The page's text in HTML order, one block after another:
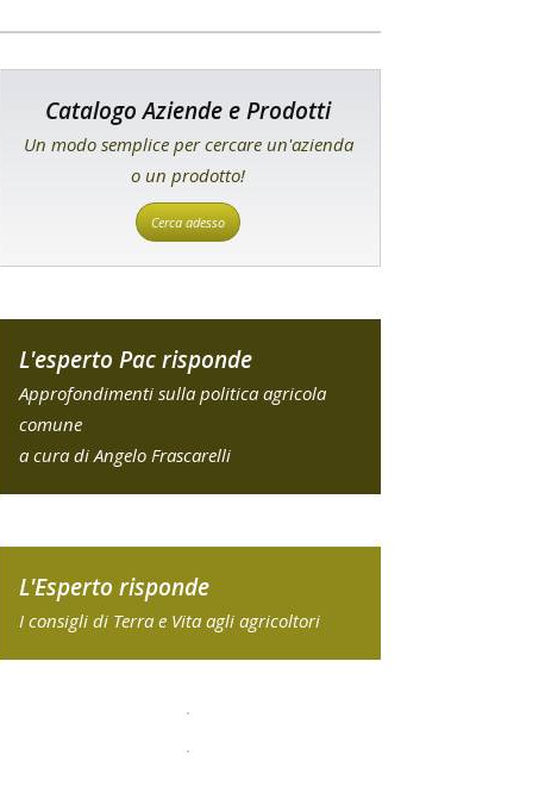
Catalogo Aziende e Prodotti
Un modo semplice per cercare un'azienda
o un prodotto!
Cerca adesso
L'esperto Pac risponde
Approfondimenti sulla politica agricola
comune
a cura di Angelo Frascarelli
L'Esperto risponde
I consigli di Terra e Vita agli agricoltori